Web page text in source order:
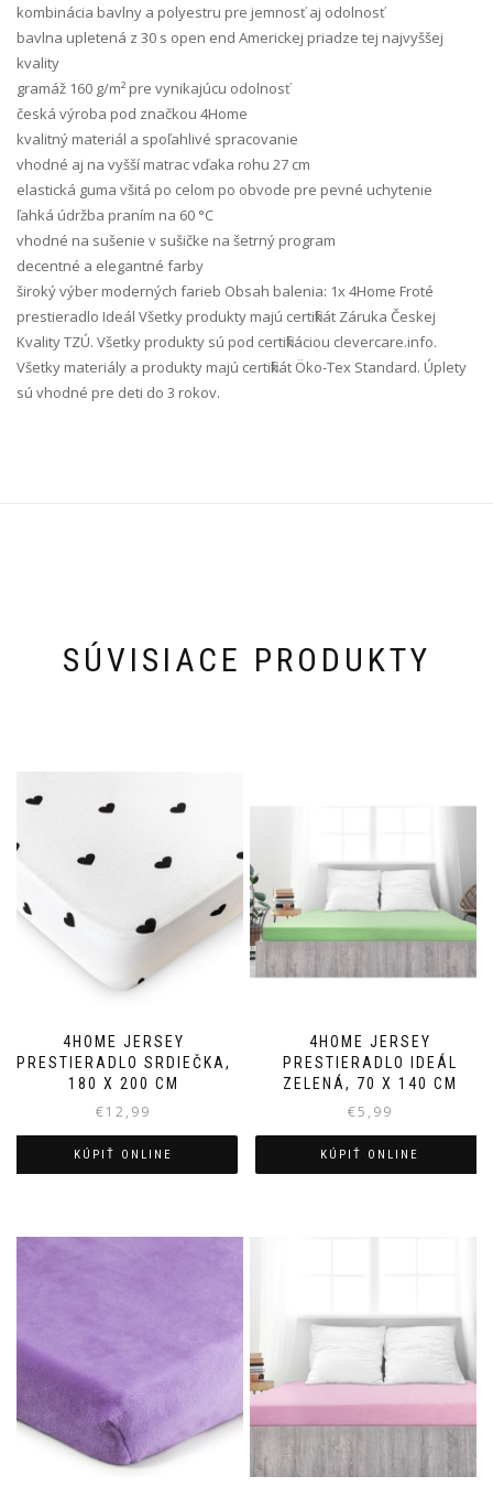
kombinácia bavlny a polyestru pre jemnosť aj odolnosť
bavlna upletená z 30 s open end Americkej priadze tej najvyššej
kvality
gramáž 160 g/m² pre vynikajúcu odolnosť
česká výroba pod značkou 4Home
kvalitný materiál a spoľahlivé spracovanie
vhodné aj na vyšší matrac vďaka rohu 27 cm
elastická guma všitá po celom po obvode pre pevné uchytenie
ľahká údržba praním na 60 °C
vhodné na sušenie v sušičke na šetrný program
decentné a elegantné farby
široký výber moderných farieb Obsah balenia: 1x 4Home Froté
prestieradlo Ideál Všetky produkty majú certifikát Záruka Českej
Kvality TZÚ. Všetky produkty sú pod certifikáciou clevercare.info.
Všetky materiály a produkty majú certifikát Öko-Tex Standard. Úplety
sú vhodné pre deti do 3 rokov.
SÚVISIACE PRODUKTY
4HOME JERSEY
PRESTIERADLO SRDIEČKA,
180 X 200 CM
€12,99
KÚPIŤ ONLINE
4HOME JERSEY
PRESTIERADLO IDEÁL
ZELENÁ, 70 X 140 CM
€5,99
KÚPIŤ ONLINE